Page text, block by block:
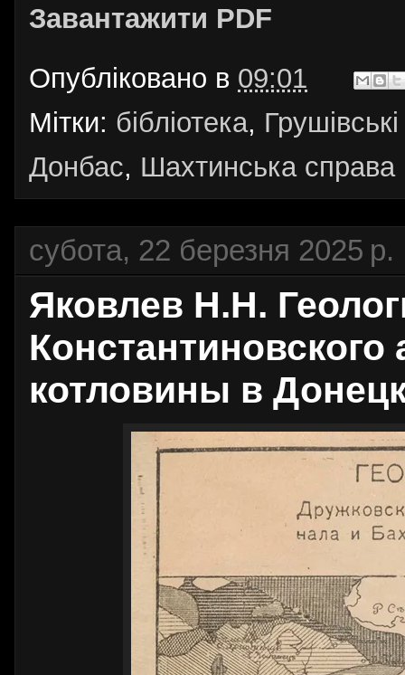
Завантажити PDF
Опубліковано в 09:01
Мітки: бібліотека,
Донбас, Шахтинська справа
субота, 22 березня 2025 р.
Яковлев Н.Н.
котловины в